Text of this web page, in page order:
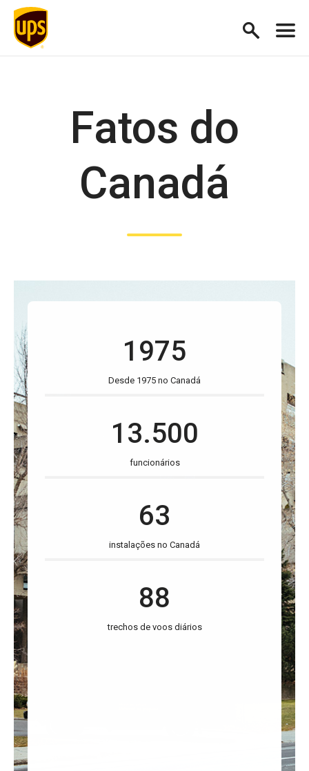
Fatos do
Canadá
1975
Desde 1975 no Canadá
13.500
funcionários
63
instalações no Canadá
88
trechos de voos diários